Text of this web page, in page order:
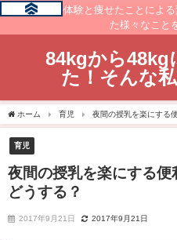
痩せるまでの体験と痩せたことによ
た様々なこと
84kgから48kg
た！そんな
ホーム 育児 夜間の授乳を楽にする
育児
夜間の授乳を楽にする
どうする？
2017年9月21日 2017年9月21日